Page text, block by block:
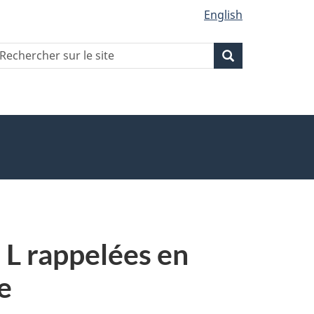
English
rappelées en